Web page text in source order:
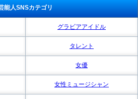
能人SNSカテゴリ
グラビアアイドル
タレント
女優
女性ミュージシャン